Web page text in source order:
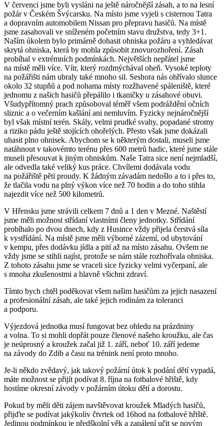
V červenci jsme byli vysláni na ještě náročnější zásah, a to na lesní
požár v Českém Švýcarsku. Na místo jsme vyjeli s cisternou Tatra
a dopravním automobilem Nissan pro přepravu hasičů. Na místě
jsme zasahovali ve sníženém početním stavu družstva, tedy 3+1.
Naším úkolem bylo primárně dohasit ohniska požáru a vyhledávat
skrytá ohniska, která by mohla způsobit znovurozhoření. Zásah
probíhal v extrémních podmínkách. Největších nepřátel jsme
na místě měli více. Vítr, který rozdmýchával oheň. Vysoké teploty
na požářišti nám ubraly také mnoho sil. Seshora nás ohřívalo slunce
okolo 32 stupňů a pod nohama místy rozžhavené spáleniště, které
jednomu z našich hasičů přepálilo i tkaničky u zásahové obuvi.
Všudypřítomný prach způsoboval téměř všem podráždění očních
sliznic a o večerním kašlání ani nemluvím. Fyzicky nejnáročnější
byl však místní terén. Skály, velmi prudké svahy, popadané stromy
a riziko pádu ještě stojících ohořelých. Přesto však jsme dokázali
uhasit plno ohnisek. Abychom se k některým dostali, museli jsme
natáhnout v takovémto terénu přes 600 metrů hadic, které jsme stále
museli přesouvat k jiným ohniskům. Naše Tatra sice není nejmladší,
ale odvedla také veliký kus práce. Chvílemi dodávala vodu
na požářiště pěti proudy. K žádným závadám nedošlo a to i přes to,
že tlačila vodu na plný výkon více než 70 hodin a do toho stihla
najezdit více než 500 kilometrů.
V Hřensku jsme strávili celkem 7 dnů a 1 den v Mezné. Naštěstí
jsme měli možnost střídaní vlastními členy jednotky. Střídání
probíhalo po dvou dnech, kdy z Husince vždy přijela čerstvá síla
k vystřídání. Na místě jsme měli výborné zázemí, od ubytování
v kempu, přes dodávku jídla a pití až na místo zásahu. Ovšem ne
vždy jsme se stihli najíst, protože se nám stále rozhořívala ohniska.
Z tohoto zásahu jsme se vraceli sice fyzicky velmi vyčerpaní, ale
s mnoha zkušenostmi a hlavně všichni zdraví.
Tímto bych chtěl poděkovat všem našim hasičům za jejich nasazení
a profesionální zásah, ale také jejich rodinám za toleranci
a podporu.
Výjezdová jednotka musí fungovat bez ohledu na prázdniny
a volna. To si mohli dopřát pouze členové našeho kroužku, ale čas
je neúprosný a kroužek začal již 1. září, neboť 10. září jedeme
na závody do Zdib a času na trénink není proto mnoho.
Je-li někdo zvědavý, jak takový požární útok k podání dětí vypadá,
máte možnost se přijít podívat 8. října na fotbalové hřiště, kdy
hostíme okresní závody v požárním útoku dětí a dorostu.
Pokud by měli děti zájem navštěvovat kroužek Mladých hasičů,
přijďte se podívat jakýkoliv čtvrtek od 16hod na fotbalové hřiště.
Jedinou podmínkou je předškolní věk a zapálení učit se novým